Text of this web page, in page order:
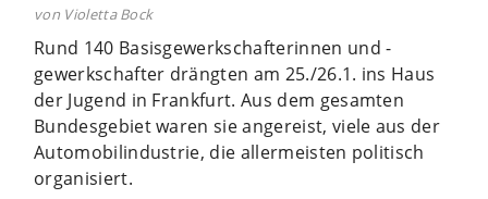
von Violetta Bock
Rund 140 Basisgewerkschafterinnen und -
gewerkschafter drängten am 25./26.1. ins Haus
der Jugend in Frankfurt. Aus dem gesamten
Bundesgebiet waren sie angereist, viele aus der
Automobilindustrie, die allermeisten politisch
organisiert.